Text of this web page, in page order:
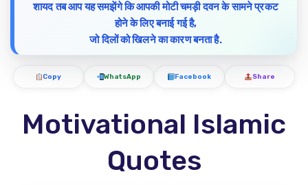
शायद तब आप यह समझेंगे कि आपकी मोटी चमड़ी दवन के सामने प्रकट
होने के लिए बनाई गई है,
जो दिलों को खिलने का कारण बनता है.
Copy WhatsApp Facebook Share
Motivational Islamic
Quotes